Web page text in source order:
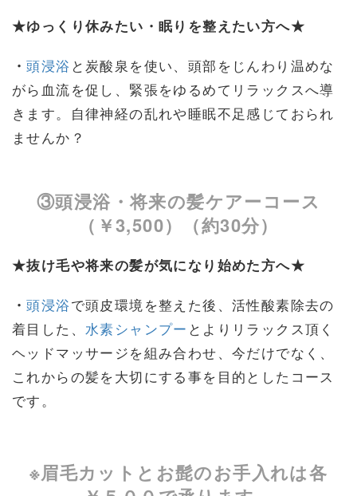
★ゆっくり休みたい・眠りを整えたい方へ★
・頭浸浴 と炭酸泉を使い、頭部をじんわり温めな
がら血流を促し、緊張をゆるめてリラックスへ導
きます。自律神経の乱れや睡眠不足感じておられ
ませんか？
③頭浸浴・将来の髪ケアーコース
（￥3,500）（約30分）
★抜け毛や将来の髪が気になり始めた方へ★
・頭浸浴で頭皮環境を整えた後、活性酸素除去の
着目した、 水素シャンプー とよりリラックス頂く
ヘッドマッサージを組み合わせ、今だけでなく、
これからの髪を大切にする事を目的としたコース
です。
※眉毛カットとお髭のお手入れは各